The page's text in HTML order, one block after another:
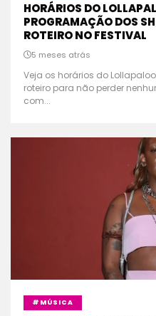
HORÁRIOS DO
PROGRAMAÇÃO DOS
ROTEIRO NO FESTIVAL
5 meses atrás
Veja os horários do
roteiro para não perder
com...
#MÚSICA